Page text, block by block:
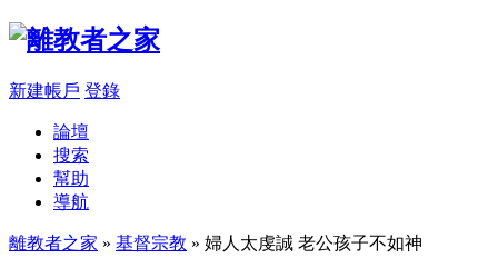
新建帳戶 登錄
論壇
搜索
幫助
導航
離教者之家 » 基督宗教 » 婦人太虔誠 老公孩子不如神